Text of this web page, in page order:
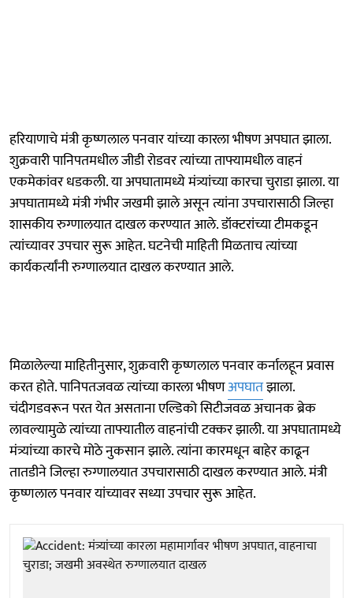
हरियाणाचे मंत्री कृष्णलाल पनवार यांच्या कारला भीषण अपघात झाला.
शुक्रवारी पानिपतमधील जीडी रोडवर त्यांच्या ताफ्यामधील वाहनं
एकमेकांवर धडकली. या अपघातामध्ये मंत्र्यांच्या कारचा चुराडा झाला. या
अपघातामध्ये मंत्री गंभीर जखमी झाले असून त्यांना उपचारासाठी जिल्हा
शासकीय रुग्णालयात दाखल करण्यात आले. डॉक्टरांच्या टीमकडून
त्यांच्यावर उपचार सुरू आहेत. घटनेची माहिती मिळताच त्यांच्या
कार्यकर्त्यांनी रुग्णालयात दाखल करण्यात आले.
मिळालेल्या माहितीनुसार, शुक्रवारी कृष्णलाल पनवार कर्नालहून प्रवास
करत होते. पानिपतजवळ त्यांच्या कारला भीषणअपघातझाला.
चंदीगडवरून परत येत असताना एल्डिको सिटीजवळ अचानक ब्रेक
लावल्यामुळे त्यांच्या ताफ्यातील वाहनांची टक्कर झाली. या अपघातामध्ये
मंत्र्यांच्या कारचे मोठे नुकसान झाले. त्यांना कारमधून बाहेर काढून
तातडीने जिल्हा रुग्णालयात उपचारासाठी दाखल करण्यात आले. मंत्री
कृष्णलाल पनवार यांच्यावर सध्या उपचार सुरू आहेत.